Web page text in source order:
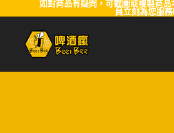
如對商品有疑問，可截圖或複製商
員立刻為您服